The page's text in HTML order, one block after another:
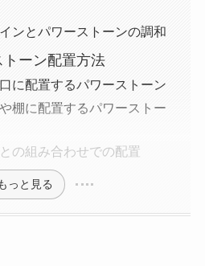
ンとパワーストーンの調和
ーン配置方法
に配置するパワーストーン
棚に配置するパワーストー
の組み合わせでの配置
っと見る